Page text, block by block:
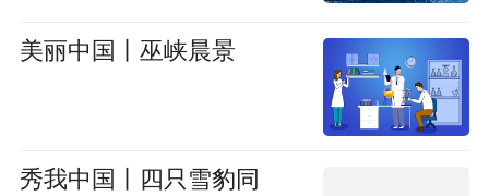
美丽中国丨巫峡晨景
秀我中国丨四只雪豹同